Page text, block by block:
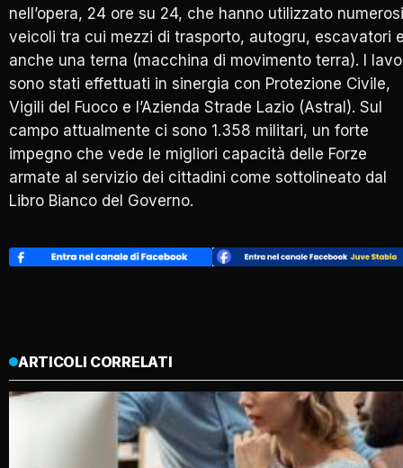
nell’opera, 24 ore su 24, che hanno utilizzato numerosi
veicoli tra cui mezzi di trasporto, autogru, escavatori
anche una terna (macchina di movimento terra). I
sono stati effettuati in sinergia con Protezione Civile,
Vigili del Fuoco e l’Azienda Strade Lazio (Astral). Sul
campo attualmente ci sono 1.358 militari, un forte
impegno che vede le migliori capacità delle Forze
armate al servizio dei cittadini come sottolineato dal
Libro Bianco del Governo.
ARTICOLI CORRELATI